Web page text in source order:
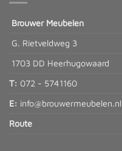
Brouwer Meubelen
G. Rietveldweg 3
1703 DD Heerhugowaard
T: 072 - 5741160
E: info@brouwermeubelen.nl
Route